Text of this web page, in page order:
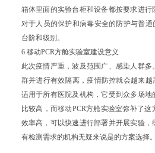
箱体里面的实验台柜和设备都按要求进行
对于人员的保护和病毒安全的防护与普通
台阶和级别。
6.移动PCR方舱实验室建设意义
此次疫情严重，波及范围广、感染人群
群并进行有效隔离，疫情防控就会越来
适用于所有医院及机构，它受到众多场
比较高，而移动PCR方舱实验室弥补了这
效率高，可以快速进行部署并开展实验
有检测需求的机构无疑来说是的方案选择。